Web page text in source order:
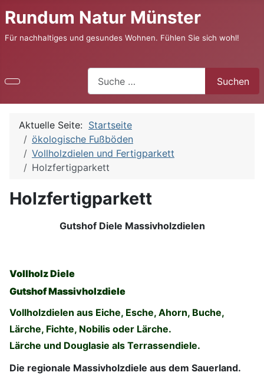
Rundum Natur Münster
Für nachhaltiges und gesundes Wohnen. Fühlen Sie sich wohl!
Suchen
Aktuelle Seite: Startseite
ökologische Fußböden
Vollholzdielen und Fertigparkett
Holzfertigparkett
Holzfertigparkett
Gutshof Diele Massivholzdielen
Vollholz Diele
Gutshof Massivholzdiele
Vollholzdielen aus Eiche, Esche, Ahorn, Buche,
Lärche, Fichte, Nobilis oder Lärche.
Lärche und Douglasie als Terrassendiele.
Die regionale Massivholzdiele aus dem Sauerland.